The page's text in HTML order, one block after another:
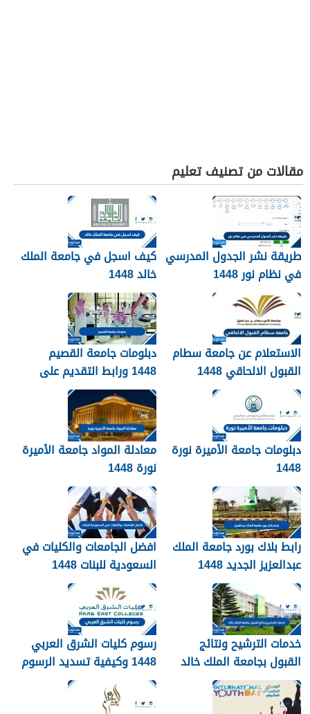
مقالات من تصنيف تعليم
طريقة نشر الجدول المدرسي
في نظام نور 1448
كيف اسجل في جامعة الملك
خالد 1448
الاستعلام عن جامعة سطام
القبول الالحاقي 1448
دبلومات جامعة القصيم
1448 ورابط التقديم على
دبلومات جامعة القصيم
qudcss.com
دبلومات جامعة الأميرة نورة
1448
معادلة المواد جامعة الأميرة
نورة 1448
رابط بلاك بورد جامعة الملك
عبدالعزيز الجديد 1448
blackboard kau
افضل الجامعات والكليات في
السعودية للبنات 1448
خدمات الترشيح ونتائج
القبول بجامعة الملك خالد
1448
رسوم كليات الشرق العربي
1448 وكيفية تسديد الرسوم